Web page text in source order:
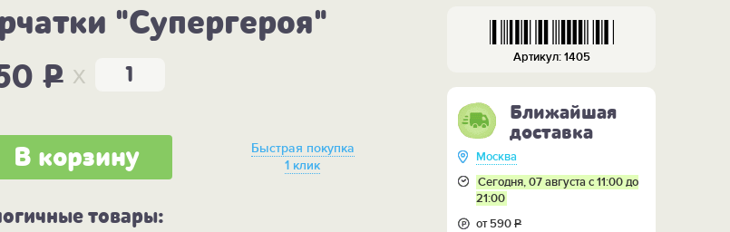
"Супергероя"
P x
В корзину
Быстрая покупка
1 клик
товары:
Артикул: 1405
Ближайшая
доставка
Москва
Сегодня, 07 августа с 11:00 до
21:00
от 590Р